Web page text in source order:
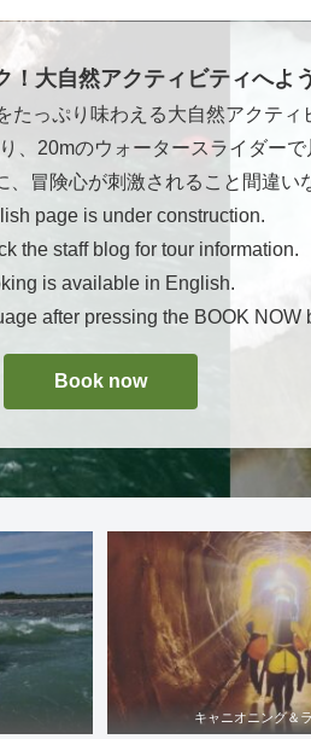
！大自然アクティビティへよ
たっぷり味わえる大自然アクティ
、20mのウォータースライダー
、冒険心が刺激されること間違い
page is under construction.
the staff blog for tour information.
is available in English.
after pressing the BOOK NOW
Book now
キャニオニング＆